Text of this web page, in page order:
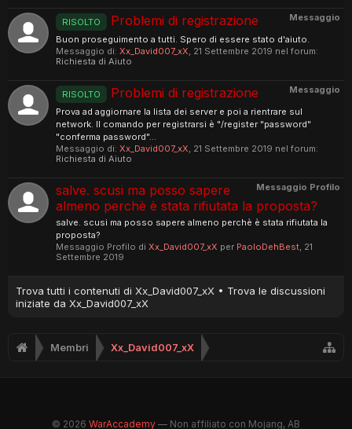
Messaggio
RISOLTO Problemi di registrazione
Buon proseguimento a tutti. Spero di essere stato d'aiuto.
Messaggio di: Xx_David007_xX, 21 Settembre 2019 nel forum:
Richiesta di Aiuto
Messaggio
RISOLTO Problemi di registrazione
Prova ad aggiornare la lista dei server e poi a rientrare sul
network. Il comando per registrarsi è "/register "password"
"conferma password"...
Messaggio di: Xx_David007_xX, 21 Settembre 2019 nel forum:
Richiesta di Aiuto
Messaggio Profilo
salve. scusi ma posso sapere
almeno perchè è stata rifiutata la proposta?
salve. scusi ma posso sapere almeno perchè è stata rifiutata la
proposta?
Messaggio Profilo di Xx_David007_xX per PaoloDehBest, 21
Settembre 2019
Trova tutti i contenuti di Xx_David007_xX
Trova le discussioni
iniziate da Xx_David007_xX
Membri Xx_David007_xX
© 2026 WarAccademy — Non affiliato con Mojang, AB